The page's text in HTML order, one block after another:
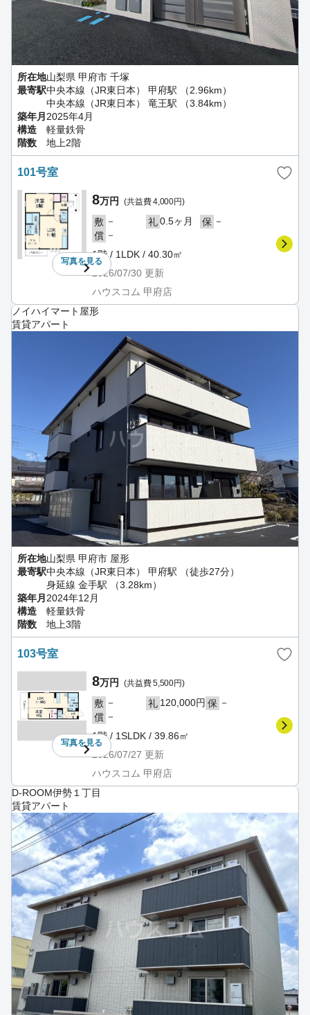
所在地山梨県 甲府市 千塚
最寄駅中央本線（JR東日本） 甲府駅 （2.96km）
中央本線（JR東日本） 竜王駅 （3.84km）
築年月 2025年4月
構造
軽量鉄骨
階数
地上2階
101号室
写真を見る
8万円 (共益費 4,000円)
敷 － 礼0.5ヶ月 保 －
償 －
1階 / 1LDK / 40.30㎡
2026/07/30 更新
ハウスコム 甲府店
ノイハイマート屋形
賃貸アパート
所在地山梨県 甲府市 屋形
最寄駅中央本線（JR東日本） 甲府駅 （徒歩27分）
身延線 金手駅 （3.28km）
築年月 2024年12月
構造
軽量鉄骨
階数
地上3階
103号室
写真を見る
8万円 (共益費 5,500円)
敷 － 礼 120,000円 保 －
償 －
1階 / 1SLDK / 39.86㎡
2026/07/27 更新
ハウスコム 甲府店
D-ROOM伊勢１丁目
賃貸アパート